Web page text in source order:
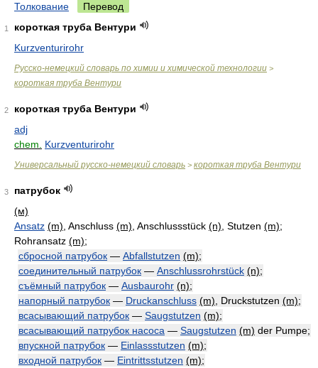
Толкование Перевод
1
короткая труба Вентури
Kurzventurirohr
Русско-немецкий словарь по химии и химической технологии >
короткая труба Вентури
2
короткая труба Вентури
adj
chem.
Kurzventurirohr
Универсальный русско-немецкий словарь > короткая труба Вентури
3
патрубок
(м)
Ansatz (m) , Anschluss (m) , Anschlussstück (n) , Stutzen (m);
Rohransatz (m);
сбросной патрубок — Abfallstutzen (m);
соединительный патрубок — Anschlussrohrstück (n);
съёмный патрубок — Ausbaurohr (n);
напорный патрубок — Druckanschluss (m) , Druckstutzen (m);
всасывающий патрубок — Saugstutzen (m);
всасывающий патрубок насоса — Saugstutzen (m) der Pumpe;
впускной патрубок — Einlassstutzen (m);
входной патрубок — Eintrittsstutzen (m);